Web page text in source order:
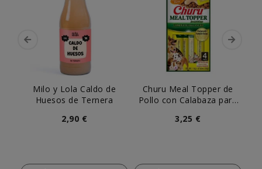
Milo y Lola Caldo de
Huesos de Ternera
2,90 €
Churu Meal Topper de
Pollo con Calabaza para
3,25 €